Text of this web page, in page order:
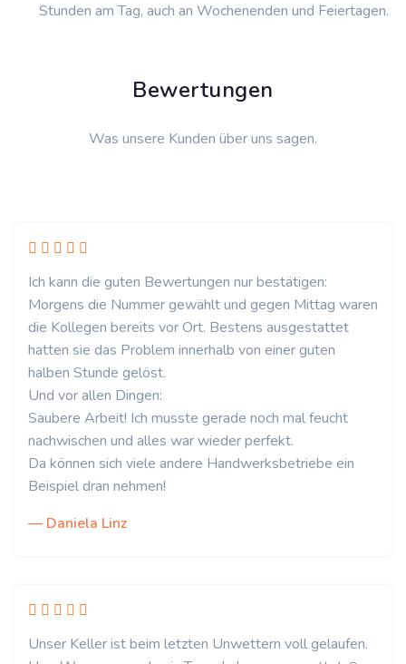
Stunden am Tag, auch an Wochenenden und Feiertagen.
Bewertungen
Was unsere Kunden über uns sagen.
Ich kann die guten Bewertungen nur bestätigen:
Morgens die Nummer gewählt und gegen Mittag waren
die Kollegen bereits vor Ort. Bestens ausgestattet
hatten sie das Problem innerhalb von einer guten
halben Stunde gelöst.
Und vor allen Dingen:
Saubere Arbeit! Ich musste gerade noch mal feucht
nachwischen und alles war wieder perfekt.
Da können sich viele andere Handwerksbetriebe ein
Beispiel dran nehmen!
— Daniela Linz
Unser Keller ist beim letzten Unwettern voll gelaufen.